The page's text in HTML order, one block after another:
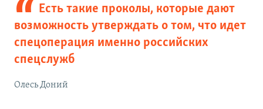
Есть такие проколы, которые дают
возможность утверждать о том, что идет
спецоперация именно российских
спецслужб
Олесь Доний